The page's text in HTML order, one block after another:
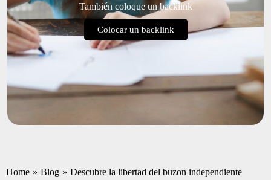
También coloque un backlink
Colocar un backlink
Home » Blog » Descubre la libertad del buzon independiente